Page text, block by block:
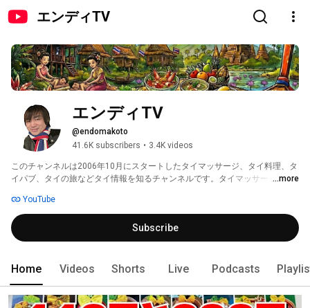
エンディTV
エンディTV
@endomakoto
41.6K subscribers • 3.4K videos
このチャンネルは2006年10月にスタートしたタイマッサージ、タイ料理、タ
イパブ、タイの旅などタイ情報を知るチャンネルです。タイマッサージ店や
欲しい場合は下記のページに詳細がありますのでご覧になってください。エ
ンディがお店に伺いお店の魅力がユーザーに伝わるように撮影します。
...more
YouTube
Subscribe
Home Videos Shorts Live Podcasts